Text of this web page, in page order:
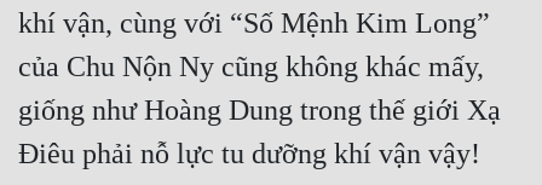
Cung Đấu
Cạnh Kỹ
Cổ Tiên Hiệp
khí vận, cùng với “Số Mệnh Kim Long”
của Chu Nộn Ny cũng không khác mấy,
giống như Hoàng Dung trong thế giới Xạ
Điêu phải nỗ lực tu dưỡng khí vận vậy!